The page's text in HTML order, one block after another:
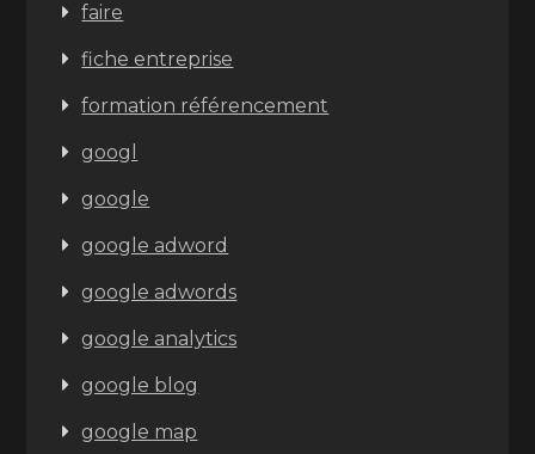
faire
fiche entreprise
formation référencement
googl
google
google adword
google adwords
google analytics
google blog
google map